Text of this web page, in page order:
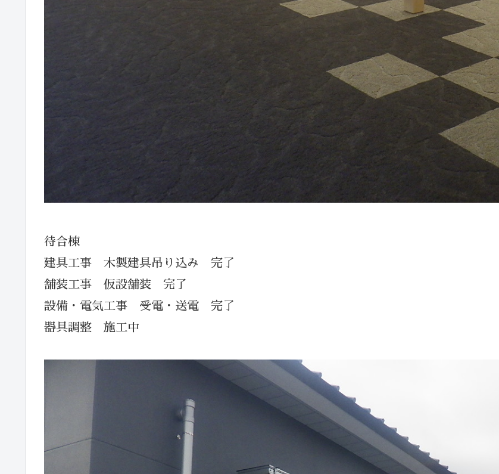
待合棟
建具工事 木製建具吊り込み 完了
舗装工事 仮設舗装 完了
設備・電気工事 受電・送電 完了
器具調整 施工中